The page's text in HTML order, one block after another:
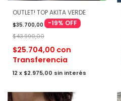
OUTLET! TOP AKITA VERDE
$35.700,00 -19% OFF
$43.990,00
$25.704,00 con
Transferencia
12 x $2.975,00 sin interés